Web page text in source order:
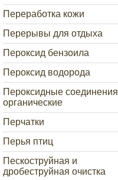
Переработка кожи
Перерывы для отдыха
Пероксид бензоила
Пероксид водорода
Пероксидные соединения
органические
Перчатки
Перья птиц
Пескоструйная и
дробеструйная очистка